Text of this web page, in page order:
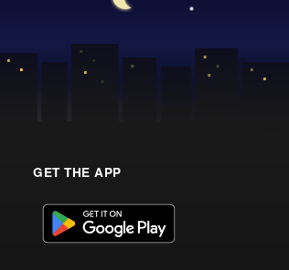
GET THE APP